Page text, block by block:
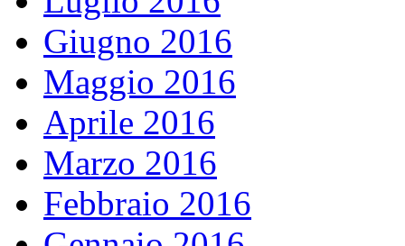
Giugno 2016
Maggio 2016
Aprile 2016
Marzo 2016
Febbraio 2016